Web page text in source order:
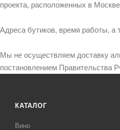
проекта, расположенных в
Адреса бутиков, время работы,
Мы не осуществляем доставку
постановлением Правительства
КАТАЛОГ
Вино